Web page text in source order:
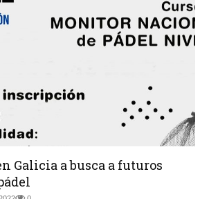
Galicia a busca a futuros